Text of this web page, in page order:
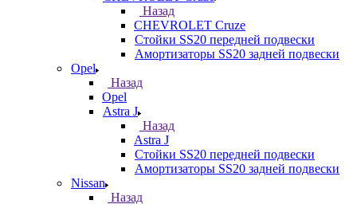
Назад
CHEVROLET Cruze
Стойки SS20 передней подвески
Амортизаторы SS20 задней подвески
Opel
Назад
Opel
Astra J
Назад
Astra J
Стойки SS20 передней подвески
Амортизаторы SS20 задней подвески
Nissan
Назад